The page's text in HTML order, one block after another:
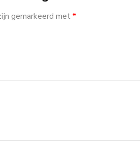
gemarkeerd met*